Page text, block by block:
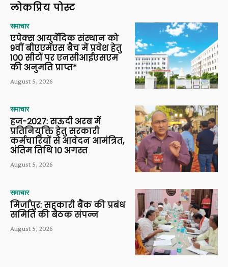
लोकप्रिय पोस्ट
समाचार
एपेक्स आयुर्वेदिक संस्थान को
9वीं बीएएमएस बैच में प्रवेश हेतु
100 सीटों पर एनसीआईएसएम
की अनुमति प्राप्त*
August 5, 2026
समाचार
हज-2027: सऊदी अरब में
प्रतिनियुक्ति हेतु सरकारी
कर्मचारियों से आवेदन आमंत्रित,
अंतिम तिथि 10 अगस्त
August 5, 2026
समाचार
मिर्जापुर: सहकारी बैंक की प्रबंध
समिति की बैठक संपन्न
August 5, 2026